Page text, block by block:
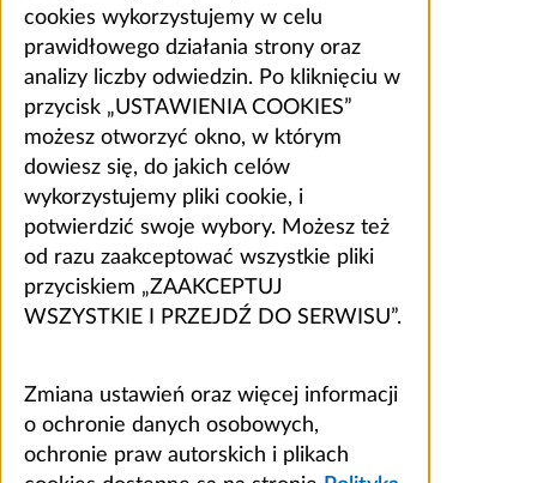
cookies wykorzystujemy w celu
prawidłowego działania strony oraz
analizy liczby odwiedzin. Po kliknięciu w
przycisk „USTAWIENIA COOKIES”
możesz otworzyć okno, w którym
dowiesz się, do jakich celów
wykorzystujemy pliki cookie, i
potwierdzić swoje wybory. Możesz też
od razu zaakceptować wszystkie pliki
przyciskiem „ZAAKCEPTUJ
WSZYSTKIE I PRZEJDŹ DO SERWISU”.
Zmiana ustawień oraz więcej informacji
o ochronie danych osobowych,
ochronie praw autorskich i plikach